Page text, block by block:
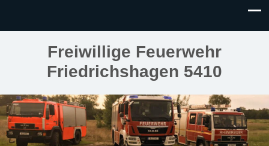
Freiwillige Feuerwehr
Friedrichshagen 5410